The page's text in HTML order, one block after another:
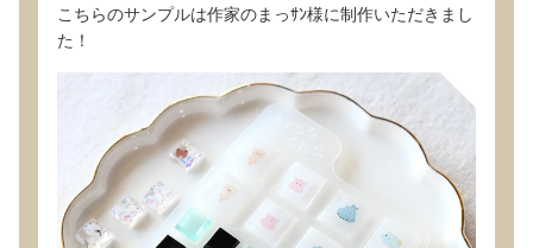
こちらのサンプルは作家のまっｻﾝ様に制作いただきまし
た！